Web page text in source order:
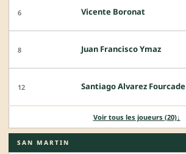
6 Vicente Boronat
8 Juan Francisco Ymaz
12 Santiago Alvarez Fourcade
Voir tous les joueurs (20)↓
SAN MARTIN